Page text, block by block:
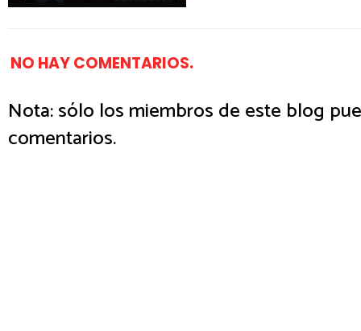
NO HAY COMENTARIOS.
Nota: sólo los miembros de este blog
comentarios.